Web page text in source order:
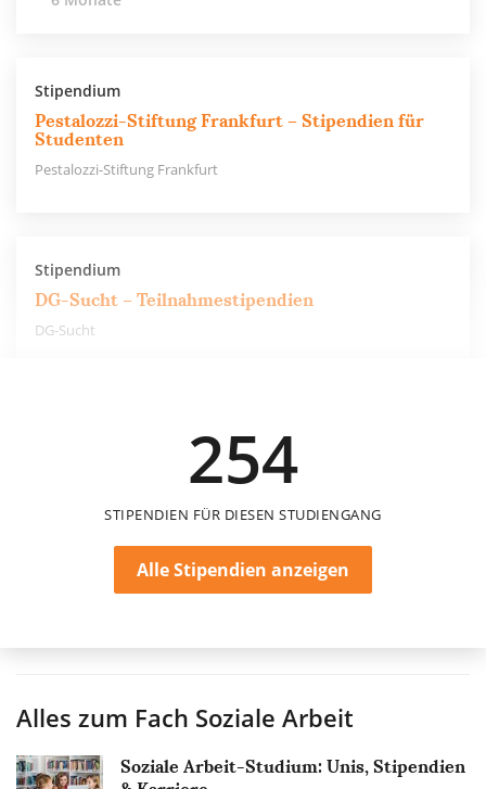
Stipendium
Pestalozzi-Stiftung Frankfurt – Stipendien für
Studenten
Pestalozzi-Stiftung Frankfurt
Stipendium
DG-Sucht – Teilnahmestipendien
DG-Sucht
254
STIPENDIEN FÜR DIESEN STUDIENGANG
Alle Stipendien anzeigen
Alles zum Fach Soziale Arbeit
Soziale Arbeit-Studium: Unis, Stipendien